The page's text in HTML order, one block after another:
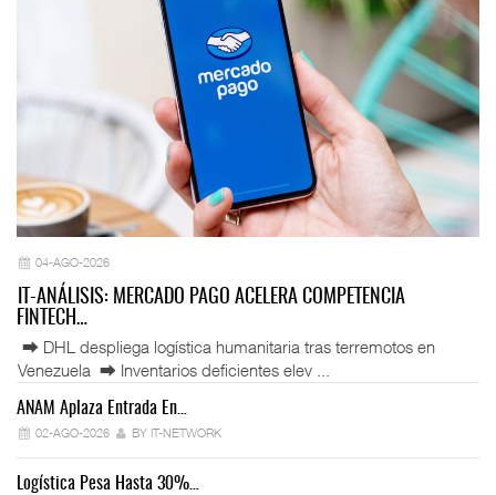
04-AGO-2026
IT-ANÁLISIS: MERCADO PAGO ACELERA COMPETENCIA
FINTECH…
⮕ DHL despliega logística humanitaria tras terremotos en
Venezuela ⮕ Inventarios deficientes elev ...
ANAM Aplaza Entrada En…
02-AGO-2026 BY IT-NETWORK
Logística Pesa Hasta 30%…